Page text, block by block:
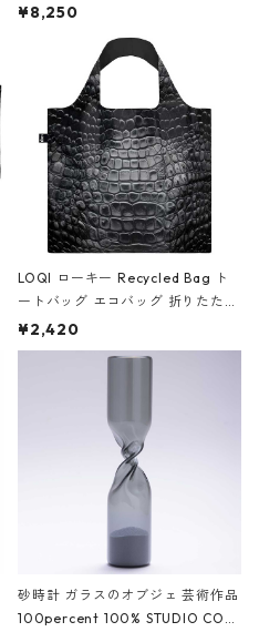
ボストンバッグ ショルダーバッグ
Black ジャン=ミッシェル・バスキ
ア/クラウン ブラック
¥8,250
LOQI ローキー Recycled Bag ト
ートバッグ エコバッグ 折りたたみ
大きめ 撥水加工 収納ポーチ CRO
CODILE/Black クロコダイル/ブラ
¥2,420
砂時計 ガラスのオブジェ 芸術作品
100percent 100% STUDIO COH